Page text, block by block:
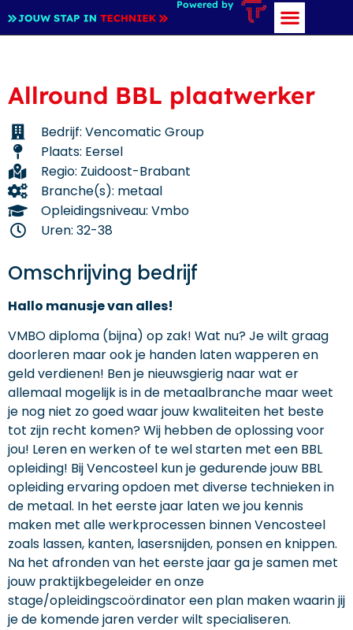
Powered by
Allround BBL plaatwerker
Bedrijf: Vencomatic Group
Plaats: Eersel
Regio: Zuidoost-Brabant
Branche(s): metaal
Opleidingsniveau: Vmbo
Uren: 32-38
Omschrijving bedrijf
Hallo manusje van alles!
VMBO diploma (bijna) op zak! Wat nu? Je wilt graag
doorleren maar ook je handen laten wapperen en
geld verdienen! Ben je nieuwsgierig naar wat er
allemaal mogelijk is in de metaalbranche maar weet
je nog niet zo goed waar jouw kwaliteiten het beste
tot zijn recht komen? Wij hebben de oplossing voor
jou! Leren en werken of te wel starten met een BBL
opleiding! Bij Vencosteel kun je gedurende jouw BBL
opleiding ervaring opdoen met diverse technieken in
de metaal. In het eerste jaar laten we jou kennis
maken met alle werkprocessen binnen Vencosteel
zoals lassen, kanten, lasersnijden, ponsen en knippen.
Na het afronden van het eerste jaar ga je samen met
jouw praktijkbegeleider en onze
stage/opleidingscoördinator een plan maken waarin jij
je de komende jaren verder wilt specialiseren.